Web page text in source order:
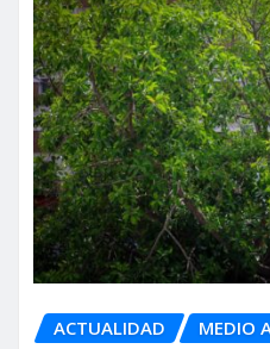
ACTUALIDAD MEDIO